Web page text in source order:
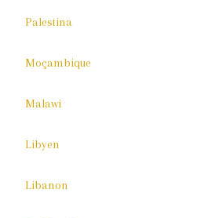
Palestina
Moçambique
Malawi
Libyen
Libanon